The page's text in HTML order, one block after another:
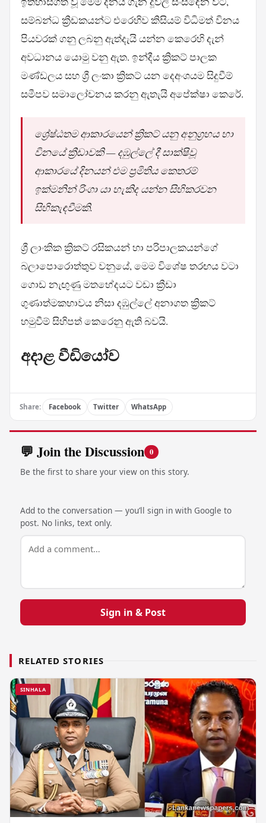
සම්බන්ධ ක්‍රීඩකයන්ට එරෙහිව කිසියම් විධිමත් විනය
පියවරක් ගනු ලබනු ඇත්දැයි යන්න කෙරෙහි දැන්
අවධානය යොමු වනු ඇත. ඉන්දීය ක්‍රිකට් පාලක
මණ්ඩලය සහ ශ්‍රී ලංකා ක්‍රිකට් යන දෙඅංශයම සිදුවීම්
සමීපව සමාලෝචනය කරනු ඇතැයි අපේක්ෂා කෙරේ.
ශ්‍රේෂ්ඨතම ආකාරයෙන් ක්‍රිකට් යනු අනුග්‍රහය හා
විනයේ ක්‍රීඩාවකි — දඹුල්ලේ දී සාක්ෂිවූ
ආකාරයේ දිනයන් එම ප්‍රමිතිය කෙතරම්
ඉක්මනින් රිංගා යා හැකිද යන්න සිහිකරවන
සිහිකැඳවීමකි.
ශ්‍රී ලාංකික ක්‍රිකට් රසිකයන් හා පරිපාලකයන්ගේ
බලාපොරොත්තුව වනුයේ, මෙම විශේෂ තරඟය වටා
ගොඩ නැඟුණු මතභේදයට වඩා ක්‍රීඩා
ගුණාත්මකභාවය නිසා දඹුල්ලේ අනාගත ක්‍රිකට්
හමුවීම් සිහිපත් කෙරෙනු ඇති බවයි.
අදාළ වීඩියෝව
Share: Facebook Twitter WhatsApp
💬 Join the Discussion 0
Be the first to share your view on this story.
Add to the conversation — you’ll sign in with Google to
post. No links, text only.
Sign in & Post
RELATED STORIES
SINHALA